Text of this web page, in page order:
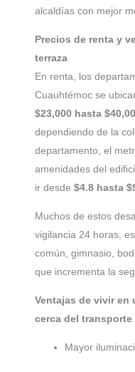
alcaldías con mejor
Precios de renta y
terraza
En renta, los
Cuauhtémoc se
$23,000 hasta
dependiendo de la
departamento, el
amenidades del
ir desde $4.8 hasta
Muchos de estos
vigilancia 24 horas,
común, gimnasio,
que incrementa la
Ventajas de vivir en
cerca del transporte
Mayor